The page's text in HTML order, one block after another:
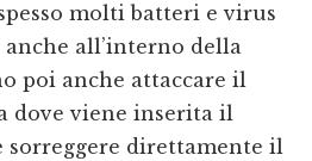
molti batteri e virus
all’interno della
poi anche attaccare il
dove viene inserita il
sorreggere direttamente il